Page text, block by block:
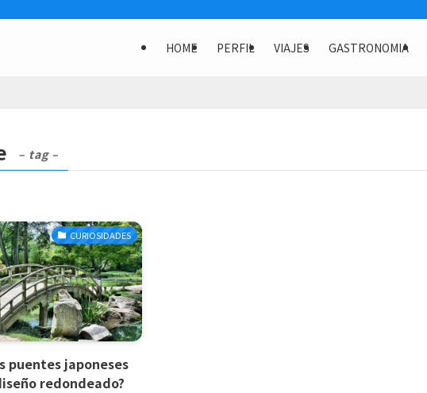
HOME PERFIL VIAJES GASTRONOMIA
– tag –
CURIOSIDADES
puentes japoneses
redondeado?